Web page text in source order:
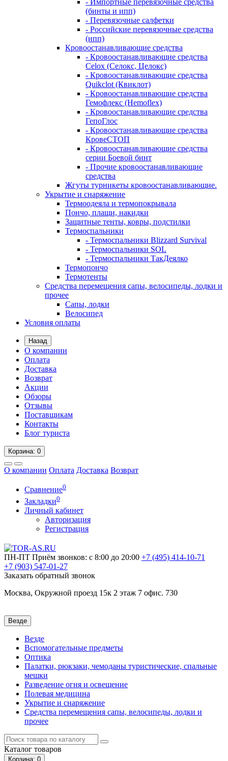
- Импортные перевязочные средства
(бинты и ипп)
- Перевязочные салфетки
- Российские перевязочные средства
(ипп)
Кровоостанавливающие средства
- Кровоостанавливающие средства
Celox (Селокс, Целокс)
- Кровоостанавливающие средства
Quikclot (Квиклот)
- Кровоостанавливающие средства
Гемофлекс (Hemoflex)
- Кровоостанавливающие средства
ГепоГлос
- Кровоостанавливающие средства
КровеСТОП
- Кровоостанавливающие средства
серии Боевой бинт
- Прочие кровоостанавливающие
средства
Жгуты турникеты кровоостанавливающие.
Укрытие и снаряжение
Термоодеяла и термопокрывала
Пончо, плащи, накидки
Защитные тенты, ковры, подстилки
Термоспальники
- Термоспальники Blizzard Survival
- Термоспальники SOL
- Термоспальники ТакДеялко
Термопончо
Термотенты
Средства перемещения сапы, велосипеды, лодки и
прочее
Сапы, лодки
Велосипед
Условия оплаты
Назад
О компании
Оплата
Доставка
Возврат
Акции
Обзоры
Отзывы
Поставщикам
Контакты
Блог туриста
Корзина: 0
О компании Оплата Доставка Возврат
Сравнение0
Закладки0
Личный кабинет
Авторизация
Регистрация
ПН-ПТ Приём звонков: с 8:00 до 20:00 +7 (495) 414-10-71
+7 (903) 547-01-27
Заказать обратный звонок
Москва, Окружной проезд 15к 2 этаж 7 офис. 730
Везде
Везде
Вспомогательные предметы
Оптика
Палатки, рюкзаки, чемоданы туристические, спальные
мешки
Разведение огня и освещение
Полевая медицина
Укрытие и снаряжение
Средства перемещения сапы, велосипеды, лодки и
прочее
Каталог товаров
Корзина: 0